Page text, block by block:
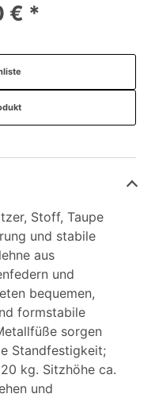
€ *
Stoff, Taupe
und stabile
aus
und
bequemen,
formstabile
sorgen
Standfestigkeit;
kg. Sitzhöhe ca.
und